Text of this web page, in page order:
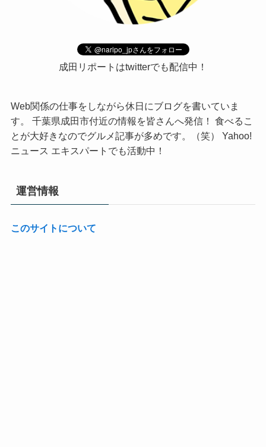
成田リポートはtwitterでも配信中！
Web関係の仕事をしながら休日にブログを書いていま
す。 千葉県成田市付近の情報を皆さんへ発信！ 食べるこ
とが大好きなのでグルメ記事が多めです。（笑） Yahoo!
ニュース エキスパートでも活動中！
運営情報
このサイトについて